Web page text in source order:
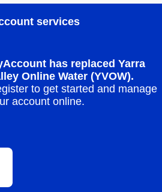
services
has replaced Yarra
Online Water (YVOW).
to get started and manage
account online.